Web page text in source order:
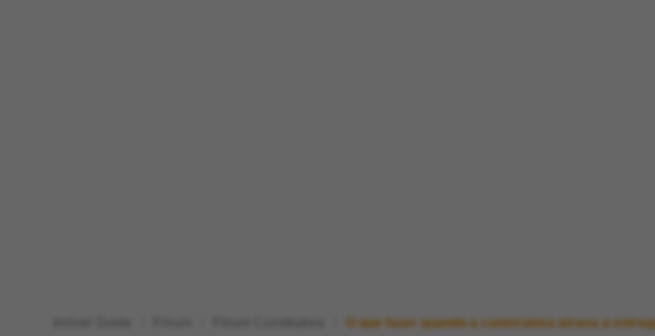
O que fazer quando a construtora atrasa a